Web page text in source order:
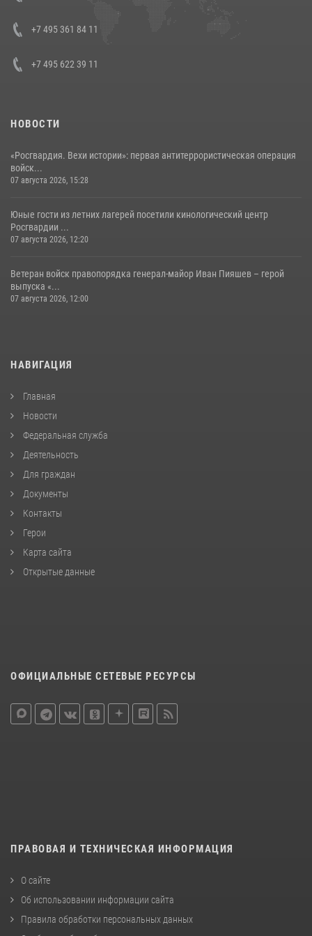
+7 495 361 84 11
+7 495 622 39 11
НОВОСТИ
«Росгвардия. Вехи истории»: первая антитеррористическая операция
войск...
07 августа 2026, 15:28
Юные гости из летних лагерей посетили кинологический центр
Росгвардии ...
07 августа 2026, 12:20
Ветеран войск правопорядка генерал-майор Иван Пияшев – герой
выпуска «...
07 августа 2026, 12:00
НАВИГАЦИЯ
Главная
Новости
Федеральная служба
Деятельность
Для граждан
Документы
Контакты
Герои
Карта сайта
Открытые данные
ОФИЦИАЛЬНЫЕ СЕТЕВЫЕ РЕСУРСЫ
ПРАВОВАЯ И ТЕХНИЧЕСКАЯ ИНФОРМАЦИЯ
О сайте
Об использовании информации сайта
Правила обработки персональных данных